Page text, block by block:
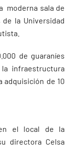
moderna sala de
la Universidad
de guaraníes
infraestructura
adquisición de 10
el local de la
directora Celsa